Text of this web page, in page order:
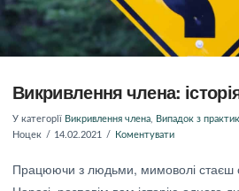
Викривлення члена:
У категорії Викривлення члена Випадок з
Ноцек
14.02.2021 Коментувати
Працюючи з людьми, мимоволі стаєш